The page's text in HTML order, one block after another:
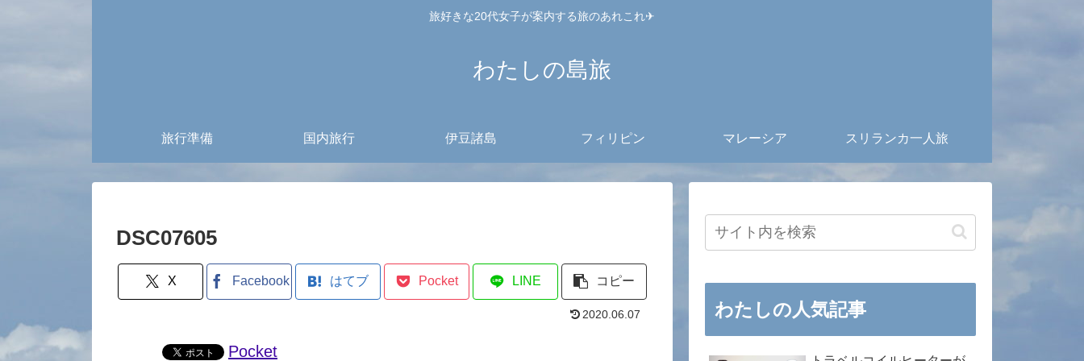
旅好きな20代女子が案内する旅のあれこれ✈︎
わたしの島旅
旅行準備 国内旅行 伊豆諸島 フィリピン マレーシア スリランカ一人旅
DSC07605
X Facebook はてブ Pocket LINE コピー
2020.06.07
Pocket
わたしの人気記事